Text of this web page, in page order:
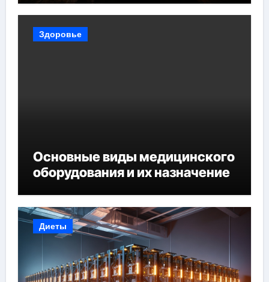
Здоровье
Основные виды медицинского
оборудования и их назначение
Диеты